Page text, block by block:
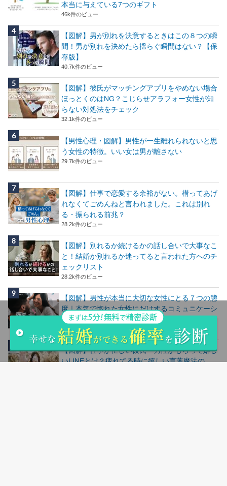
本当に与えている7つのギフト
46k件のビュー
【図解】男が別れを決意するときはこの８つの瞬
間！男が別れを決めたら揺らぐ瞬間はない？【保
存版】
40.7k件のビュー
【図解】彼氏がマッチングアプリをやめない場合
ほっとくのはNG？こじらせアラフォー女性が知
らない対処法をチェック
32.1k件のビュー
【男性心理・図解】男性が一生離れられないと思
う女性の特徴。いい女は男が離さない
29.7k件のビュー
【図解】仕事で恋愛する余裕がない。構ってあげ
れなくてごめんねと言われました。これは別れ
る・振られる前兆？
28.2k件のビュー
【図解】別れるか続けるかの話し合いで大事なこ
と！結婚か別れるか迷ってると言われた方へのチ
ェックリスト
28.2k件のビュー
【図解】男性が本当に大切な女性にとる７つの態
度｜本気で惚れた女性にだけするコミュニケーシ
ョン
24.5k件のビュー
【図解】仕事が忙しい彼氏・男性がもらって嬉し
いLINEとは？疲れてる時に嬉しい言葉魔法の